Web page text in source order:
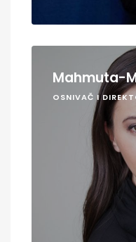
Mahmuta-
OSNIVAČ I